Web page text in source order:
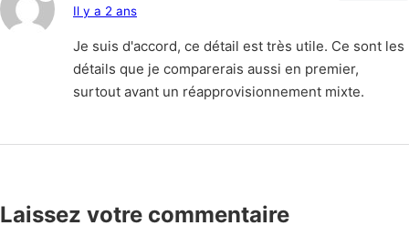
Il y a 2 ans
Je suis d'accord, ce détail est très utile. Ce sont les
détails que je comparerais aussi en premier,
surtout avant un réapprovisionnement mixte.
Laissez votre commentaire